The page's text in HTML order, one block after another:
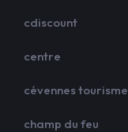
cdiscount
centre
cévennes tourisme
champ du feu